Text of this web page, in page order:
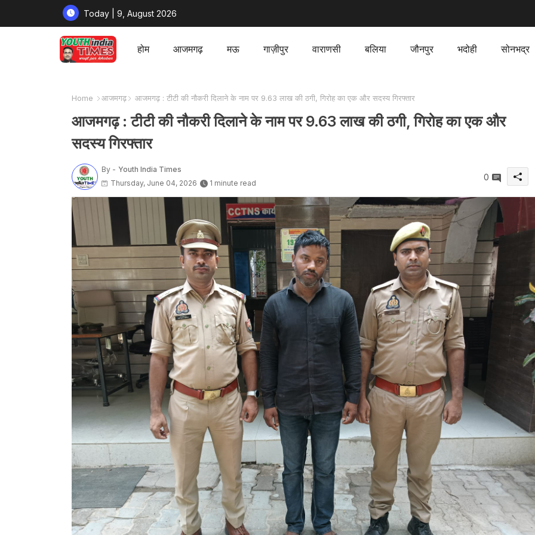
Today | 9, August 2026
होम आजमगढ़ मऊ गाज़ीपुर वाराणसी बलिया जौनपुर भदोही सोनभद्र
Home आजमगढ़ आजमगढ़ : टीटी की नौकरी दिलाने के नाम पर 9.63 लाख की ठगी, गिरोह का एक और सदस्य गिरफ्तार
आजमगढ़ : टीटी की नौकरी दिलाने के नाम पर 9.63 लाख की ठगी, गिरोह का एक और
सदस्य गिरफ्तार
By - Youth India Times
Thursday, June 04, 2026
1 minute read
0